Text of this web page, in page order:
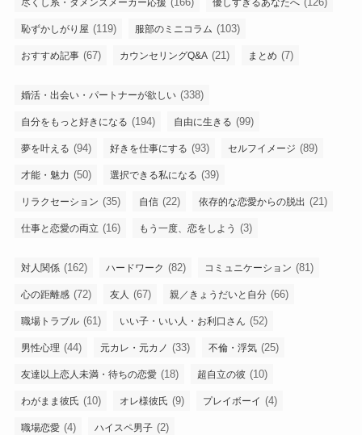
尽くし系・ダメンズメーカー応援 優しすぎるあなたへ
恥ずかしがり屋 (119) 服部のミニコラム (103)
おすすめ記事 (67) カウンセリングQ&A (21) まとめ (7)
婚活・出会い・パートナーが欲しい (338)
自分をもっと好きになる (194) 自由に生きる (99)
夢を叶える (94) 好きを仕事にする (93) セルフイメージ (89)
才能・魅力 (50) 選択できる私になる (39)
リラクセーション (35) 自信 (22) 依存的な恋愛からの脱出 (21)
仕事と恋愛の両立 (16) もう一度、恋をしよう (3)
対人関係 (162) ハードワーク (82) コミュニケーション (81)
心の距離感 (72) 友人 (67) 親／きょうだいと自分 (66)
職場トラブル (61) いい子・いい人・お利口さん (52)
男性心理 (44) 元カレ・元カノ (33) 不倫・浮気 (25)
友達以上恋人未満・待ちの恋愛 (18) 超自立の彼 (10)
わがまま彼氏 (10) オレ様彼氏 (9) プレイボーイ (4)
職場恋愛 (4) ハイスペ男子 (2)